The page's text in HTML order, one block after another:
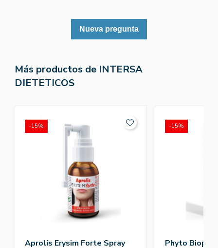
Nueva pregunta
Más productos de INTERSA
DIETETICOS
Aprolis Erysim Forte Spray
-15%
Phyto
-15%